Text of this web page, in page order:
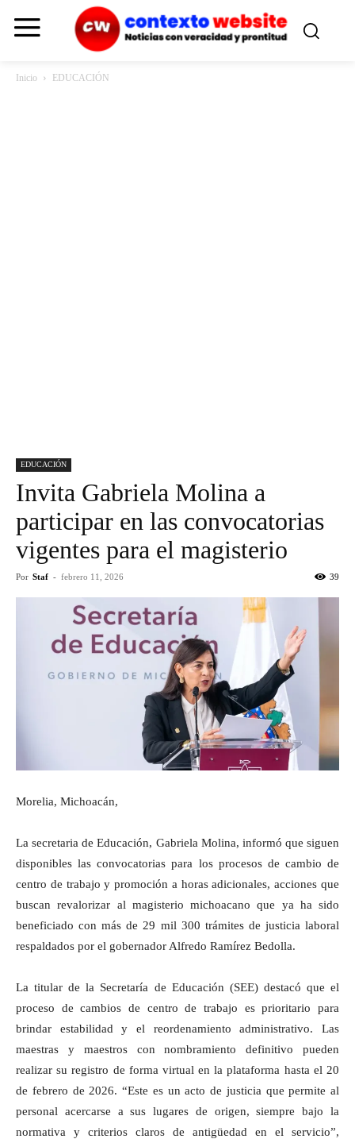
Inicio EDUCACIÓN
EDUCACIÓN
Invita Gabriela Molina a
participar en las convocatorias
vigentes para el magisterio
Por Staf - febrero 11, 2026 39
Morelia, Michoacán,
La secretaria de Educación, Gabriela Molina, informó que siguen
disponibles las convocatorias para los procesos de cambio de
centro de trabajo y promoción a horas adicionales, acciones que
buscan revalorizar al magisterio michoacano que ya ha sido
beneficiado con más de 29 mil 300 trámites de justicia laboral
respaldados por el gobernador Alfredo Ramírez Bedolla.
La titular de la Secretaría de Educación (SEE) destacó que el
proceso de cambios de centro de trabajo es prioritario para
brindar estabilidad y el reordenamiento administrativo. Las
maestras y maestros con nombramiento definitivo pueden
realizar su registro de forma virtual en la plataforma hasta el 20
de febrero de 2026. “Este es un acto de justicia que permite al
personal acercarse a sus lugares de origen, siempre bajo la
normativa y criterios claros de antigüedad en el servicio”,